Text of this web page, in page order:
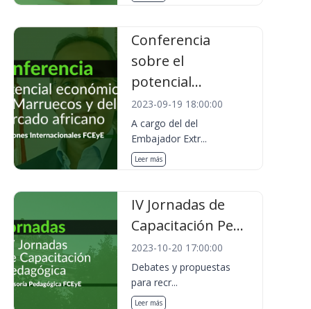
Conferencia
sobre el
potencial...
2023-09-19 18:00:00
A cargo del del
Embajador Extr...
Leer más
IV Jornadas de
Capacitación Pe...
2023-10-20 17:00:00
Debates y propuestas
para recr...
Leer más